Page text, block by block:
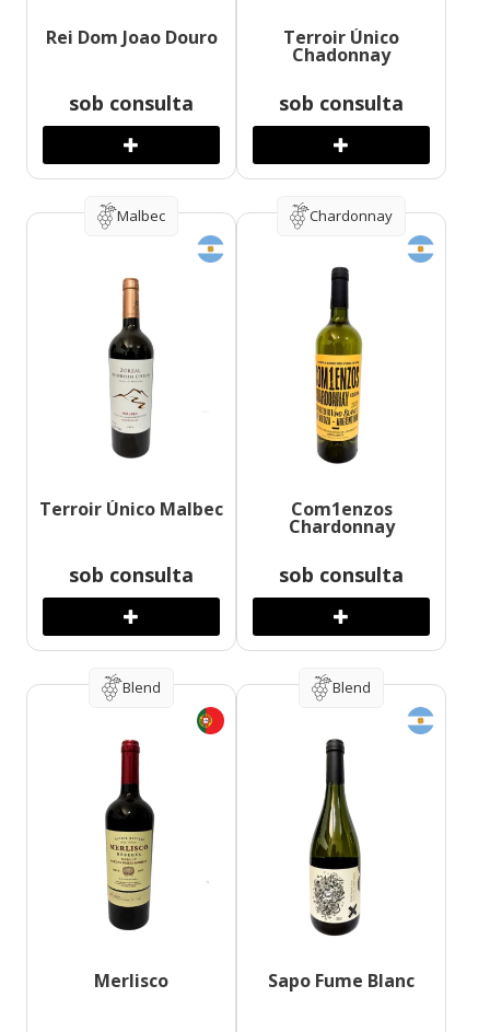
Rei Dom Joao Douro
sob consulta
Terroir Único
Chadonnay
sob consulta
Malbec
Terroir Único Malbec
sob consulta
Chardonnay
Com1enzos
Chardonnay
sob consulta
Blend
Merlisco
Blend
Sapo Fume Blanc